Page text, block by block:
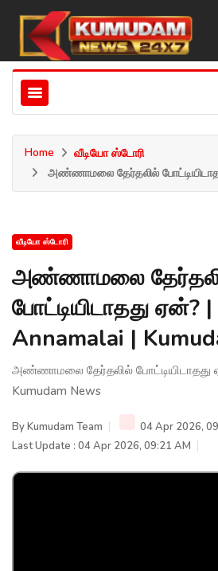
Home
வீடியோ ஸ்டோரி
அண்ணாமலை தேர்தலில்
வீடியோ ஸ்டோரி
அண்ணாமலை
போட்டியிடாதது ஏன்? |
Annamalai |
அண்ணாமலை தேர்தலில் போட்டியிடாதது
Kumudam News
ByKumudam Team
04 Apr 2026,
Last Update : 04 Apr 2026, 09:21 AM